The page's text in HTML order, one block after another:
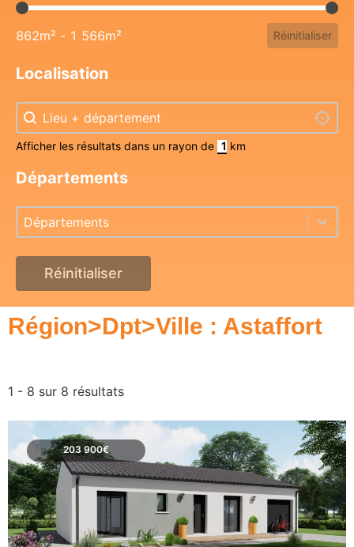
Surface Terrain
862m² - 1 566m² Réinitialiser
Localisation
Localisation
Localisation
Afficher les résultats dans un rayon de km
Départements
Départements
Départements
Départements
Réinitialiser
Région>Dpt>Ville : Astaffort
1 - 8 sur 8 résultats
203 900€